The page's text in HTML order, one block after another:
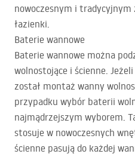
nowoczesnym i
łazienki.
Baterie wannowe
Baterie wannowe można
wolnostojące i ścienne.
został montaż wanny
przypadku wybór baterii
najmądrzejszym wyborem.
stosuje w nowoczesnych
ścienne pasują do każdej